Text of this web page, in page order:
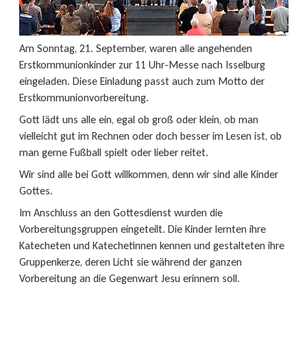
Am Sonntag, 21. September, waren alle angehenden
Erstkommunionkinder zur 11 Uhr-Messe nach Isselburg
eingeladen. Diese Einladung passt auch zum Motto der
Erstkommunionvorbereitung.
Gott lädt uns alle ein, egal ob groß oder klein, ob man
vielleicht gut im Rechnen oder doch besser im Lesen ist, ob
man gerne Fußball spielt oder lieber reitet.
Wir sind alle bei Gott willkommen, denn wir sind alle Kinder
Gottes.
Im Anschluss an den Gottesdienst wurden die
Vorbereitungsgruppen eingeteilt. Die Kinder lernten ihre
Katecheten und Katechetinnen kennen und gestalteten ihre
Gruppenkerze, deren Licht sie während der ganzen
Vorbereitung an die Gegenwart Jesu erinnern soll.